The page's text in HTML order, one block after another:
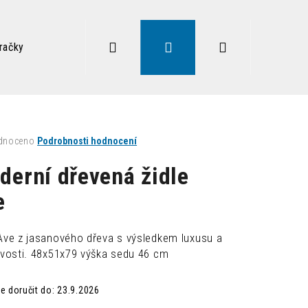
Zdravé sezení Doplňky Lampy
Přihlášení
Podrobnosti hodnocení
dřevená židle
z jasanového dřeva s výsledkem luxusu a
48x51x79 výška sedu 46 cm
doručit do: 23.9.2026